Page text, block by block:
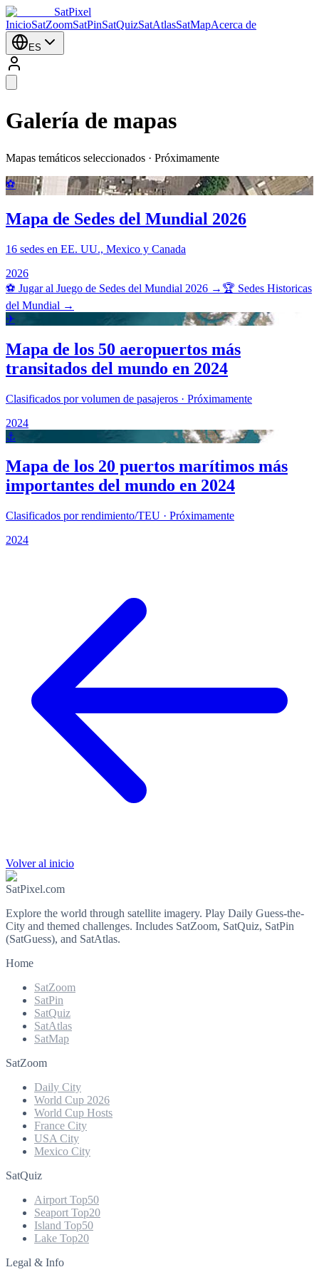
SatPixel
InicioSatZoomSatPinSatQuizSatAtlasSatMapAcerca de
ES
Galería de mapas
Mapas temáticos seleccionados · Próximamente
⚽
Mapa de Sedes del Mundial 2026
16 sedes en EE. UU., Mexico y Canada
2026
⚽ Jugar al Juego de Sedes del Mundial 2026 → 🏆 Sedes Historicas
del Mundial →
✈
Mapa de los 50 aeropuertos más
transitados del mundo en 2024
Clasificados por volumen de pasajeros · Próximamente
2024
⚓
Mapa de los 20 puertos marítimos más
importantes del mundo en 2024
Clasificados por rendimiento/TEU · Próximamente
2024
Volver al inicio
SatPixel.com
Explore the world through satellite imagery. Play Daily Guess-the-
City and themed challenges. Includes SatZoom, SatQuiz, SatPin
(SatGuess), and SatAtlas.
Home
SatZoom
SatPin
SatQuiz
SatAtlas
SatMap
SatZoom
Daily City
World Cup 2026
World Cup Hosts
France City
USA City
Mexico City
SatQuiz
Airport Top50
Seaport Top20
Island Top50
Lake Top20
Legal & Info